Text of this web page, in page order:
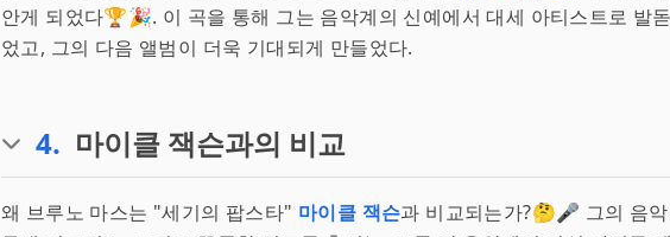
안게 되었다🏆🎉. 이 곡을 통해 그는 음악계의 신예에서 대세 아티스트로 발
었고, 그의 다음 앨범이 더욱 기대되게 만들었다.
4. 마이클 잭슨과의 비교
왜 브루노 마스는 "세기의 팝스타" 마이클 잭슨과 비교되는가?🤔🎤 그의 음